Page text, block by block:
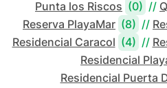
Punta los Riscos (0) //
Reserva PlayaMar (8) //
Residencial Caracol (4) //
Residencial
Residencial Puerta